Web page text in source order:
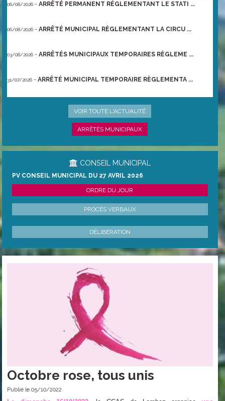
06/08/2026 - ARRÊTÉ PERMANENT RÉGLEMENTANT LE STATI ...
06/08/2026 - ARRÊTÉ MUNICIPAL RÈGLEMENTANT LA CIRCU ...
03/08/2026 - ARRÊTÉS MUNICIPAUX TEMPORAIRES RÈGLEME ...
31/07/2026 - ARRÊTÉ MUNICIPAL TEMPORAIRE RÈGLEMENTA ...
ARRÊTÉ PRÉFECTORAL DU 21/06/2026 TEMPO ...
VOIR TOUTE L'ACTUALITÉ
ARRÊTÉS MUNICIPAUX
CONSEIL MUNICIPAL
PV CONSEIL MUNICIPAL DU 27 AVRIL 2026
ORDRE DU JOUR
PROCÈS VERBAUX
DÉLIBÉRATION
Octobre rose, tous unis
Publié le 05/10/2022